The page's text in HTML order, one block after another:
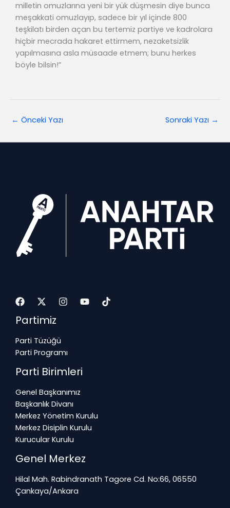
milletin omuzlarına yeni bir yük düşmesin diye bunca
meşakkati omuzlayıp, sadece bir yıl içinde 800
teşkilatı birden açan bu tertemiz partiye ve kadrolara
hiçbir mecrada hakaret ettirmem, nezaketsizlik
yapılmasına asla müsaade etmem; bunu herkes
böyle bilsin!”
← Önceki Yazı Sonraki Yazı →
Partimiz
Parti Tüzüğü
Parti Programı
Parti Birimleri
Genel Başkanımız
Başkanlık Divanı
Merkez Yönetim Kurulu
Merkez Disiplin Kurulu
Kurucular Kurulu
Genel Merkez
Hilal Mah. Rabindranath Tagore Cd. No:66, 06550
Çankaya/Ankara